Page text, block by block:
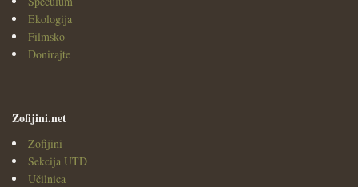
Ekologija
Filmsko
Donirajte
Zofijini.net
Zofijini
Sekcija UTD
Učilnica